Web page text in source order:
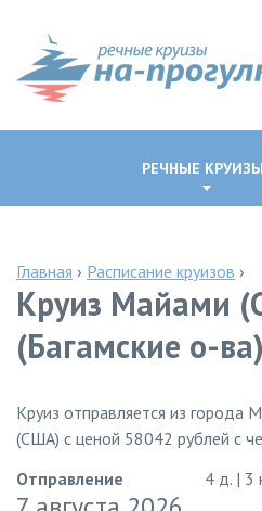
РЕЧНЫЕ КРУИЗЫ
Главная › Расписание круизов ›
Круиз Майами
(Багамские о-
Круиз отправляется из
(США) с ценой 58042 рублей с
Отправление
4 д. | 3